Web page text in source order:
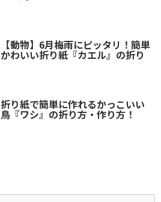
【動物】6月梅雨にピッタリ！簡単
かわいい折り紙『カエル』の折り
折り紙で簡単に作れるかっこいい
鳥『ワシ』の折り方・作り方！